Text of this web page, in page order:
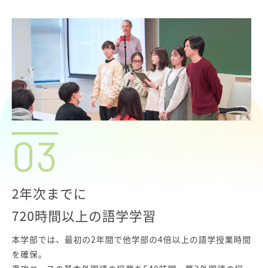
03
2年次までに
720時間以上の語学学習
本学部では、最初の2年間で他学部の4倍以上の語学授業時間
を確保。